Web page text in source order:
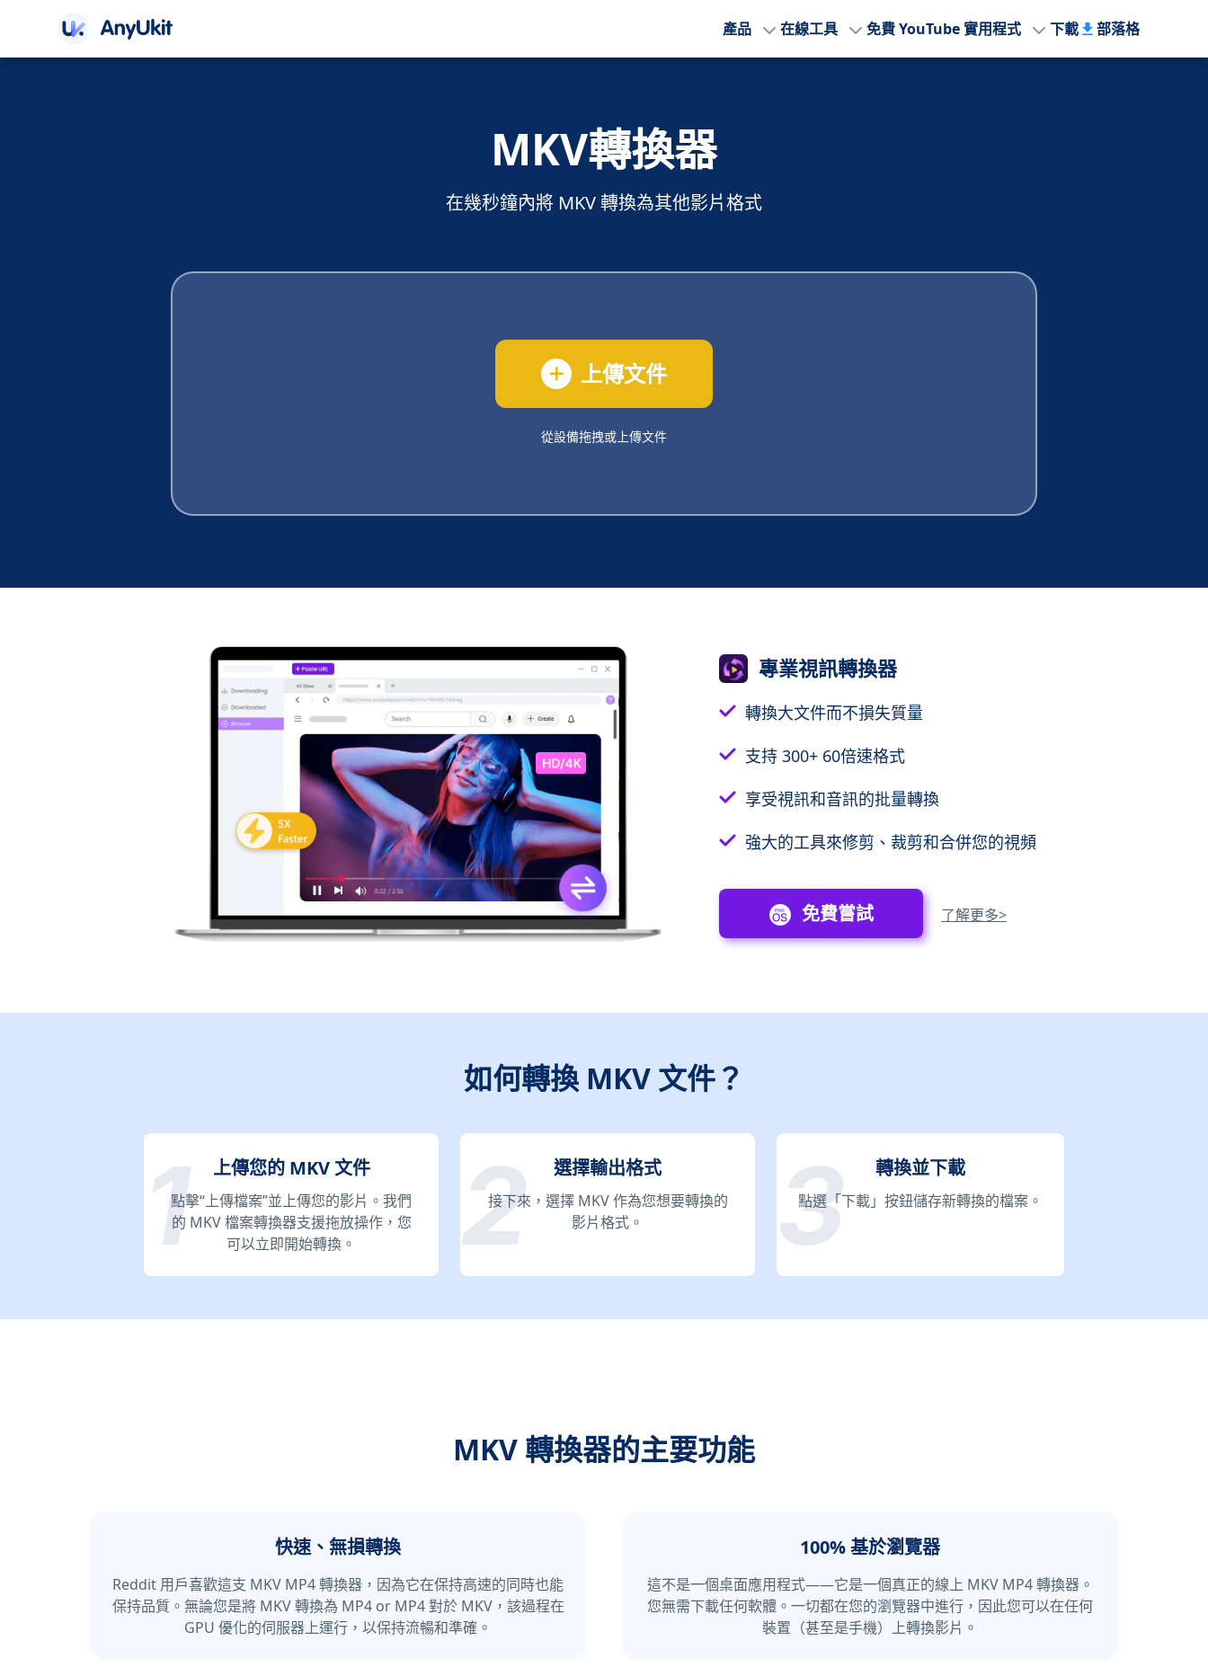
產品 在線工具 免費 YouTube 實用程式 下載 部落格
MKV轉換器
在幾秒鐘內將 MKV 轉換為其他影片格式
上傳文件
從設備拖拽或上傳文件
專業視訊轉換器
轉換大文件而不損失質量
支持 300+ 60倍速格式
享受視訊和音訊的批量轉換
強大的工具來修剪、裁剪和合併您的視頻
免費嘗試 了解更多>
如何轉換 MKV 文件？
上傳您的 MKV 文件
點擊“上傳檔案”並上傳您的影片。我們
的 MKV 檔案轉換器支援拖放操作，您
可以立即開始轉換。
選擇輸出格式
接下來，選擇 MKV 作為您想要轉換的
影片格式。
轉換並下載
點選「下載」按鈕儲存新轉換的檔案。
MKV 轉換器的主要功能
快速、無損轉換
Reddit 用戶喜歡這支 MKV MP4 轉換器，因為它在保持高速的同時也能
保持品質。無論您是將 MKV 轉換為 MP4 or MP4 對於 MKV，該過程在
GPU 優化的伺服器上運行，以保持流暢和準確。
100% 基於瀏覽器
這不是一個桌面應用程式——它是一個真正的線上 MKV MP4 轉換器。
您無需下載任何軟體。一切都在您的瀏覽器中進行，因此您可以在任何
裝置（甚至是手機）上轉換影片。